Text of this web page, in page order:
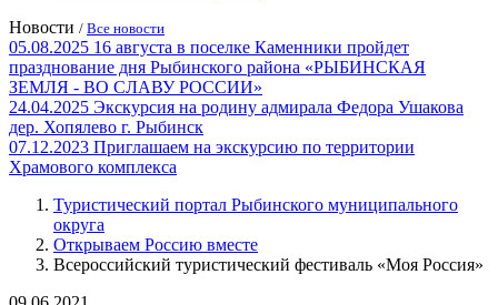
Новости / Все новости
05.08.2025 16 августа в поселке Каменники пройдет
празднование дня Рыбинского района «РЫБИНСКАЯ
ЗЕМЛЯ - ВО СЛАВУ РОССИИ»
24.04.2025 Экскурсия на родину адмирала Федора Ушакова
дер. Хопялево г. Рыбинск
07.12.2023 Приглашаем на экскурсию по территории
Храмового комплекса
Туристический портал Рыбинского муниципального
округа
Открываем Россию вместе
Всероссийский туристический фестиваль «Моя Россия»